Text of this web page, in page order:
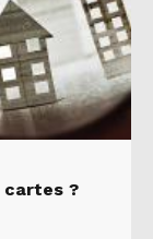
cartes ?